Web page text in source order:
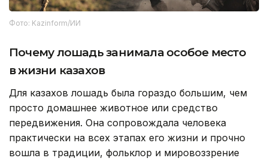
Фото: Kazinform/ИИ
Почему лошадь занимала особое место
в жизни казахов
Для казахов лошадь была гораздо большим, чем
просто домашнее животное или средство
передвижения. Она сопровождала человека
практически на всех этапах его жизни и прочно
вошла в традиции, фольклор и мировоззрение